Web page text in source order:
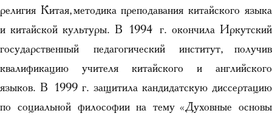
религия Китая, методика преподавания китайского языка
и китайской культуры. В 1994 г. окончила Иркутский
государственный педагогический институт, получив
квалификацию учителя китайского и английского
языков. В 1999 г. защитила кандидатскую диссертацию
по социальной философии на тему «Духовные основы